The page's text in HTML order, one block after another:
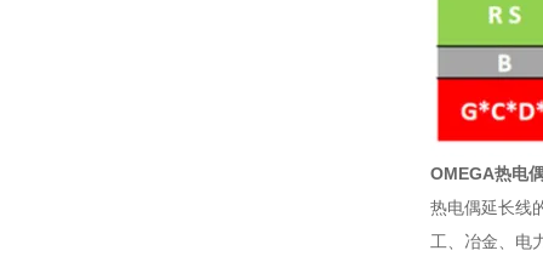
OMEGA热电
热电偶延长线
工、冶金、电